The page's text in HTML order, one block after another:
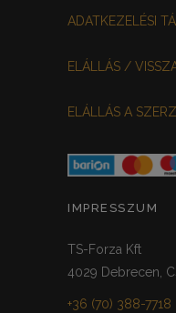
ADATKEZELÉSI
ELÁLLÁS /
ELÁLLÁS A
IMPRESSZUM
TS-Forza Kft
4029 Debrecen,
+36 (70) 388-7718